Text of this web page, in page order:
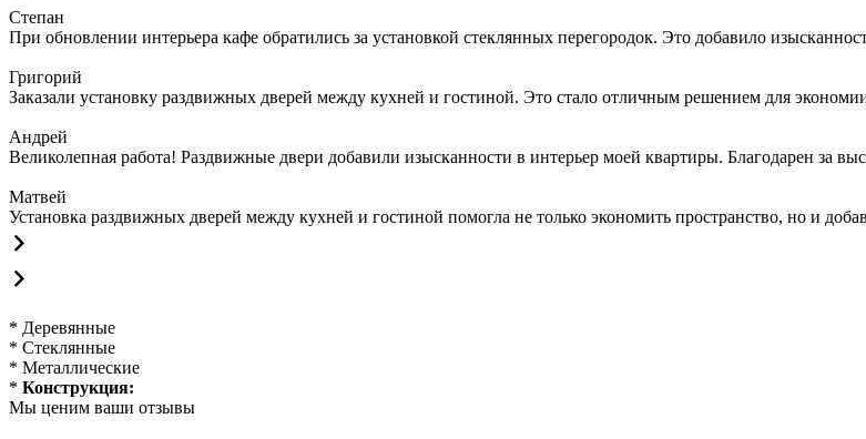
Степан
При обновлении интерьера кафе обратились за установкой стеклянных перегородок. Это добавило
Григорий
Заказали установку раздвижных дверей между кухней и гостиной. Это стало отличным решением для
Андрей
Великолепная работа! Раздвижные двери добавили изысканности в интерьер моей квартиры. Благодарен за
Матвей
Установка раздвижных дверей между кухней и гостиной помогла не только экономить пространство, но и
* Деревянные
* Стеклянные
* Металлические
* Конструкция:
Мы ценим ваши отзывы